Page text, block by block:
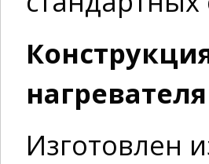
Изготовлен